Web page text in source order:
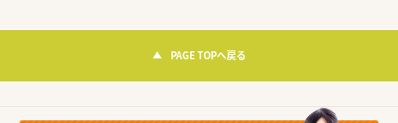
PAGE TOPへ戻る